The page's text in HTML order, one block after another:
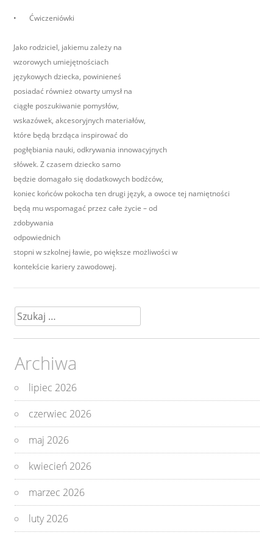
• Ćwiczeniówki
Jako rodziciel, jakiemu zależy na
wzorowych umiejętnościach
językowych dziecka, powinieneś
posiadać również otwarty umysł na
ciągłe poszukiwanie pomysłów,
wskazówek, akcesoryjnych materiałów,
które będą brzdąca inspirować do
pogłębiania nauki, odkrywania innowacyjnych
słówek. Z czasem dziecko samo
będzie domagało się dodatkowych bodźców,
koniec końców pokocha ten drugi język, a owoce tej namiętności
będą mu wspomagać przez całe życie – od
zdobywania
odpowiednich
stopni w szkolnej ławie, po większe możliwości w
kontekście kariery zawodowej.
Szukaj:
Archiwa
lipiec 2026
czerwiec 2026
maj 2026
kwiecień 2026
marzec 2026
luty 2026